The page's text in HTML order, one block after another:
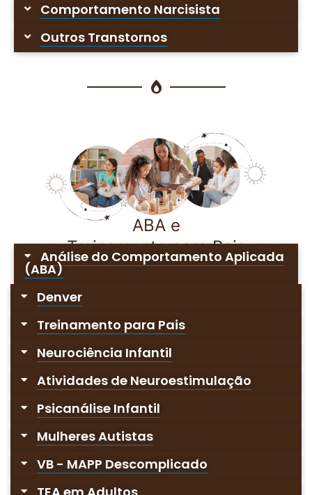
Comportamento Narcisista
Outros Transtornos
ABA e
Treinamento para Pais
Análise do Comportamento Aplicada
(ABA)
Denver
Treinamento para Pais
Neurociência Infantil
Atividades de Neuroestimulação
Psicanálise Infantil
Mulheres Autistas
VB - MAPP Descomplicado